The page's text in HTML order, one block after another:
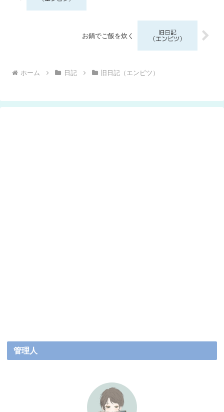
お鍋でご飯を炊く
ホーム 日記 旧日記（エンピツ）
管理人